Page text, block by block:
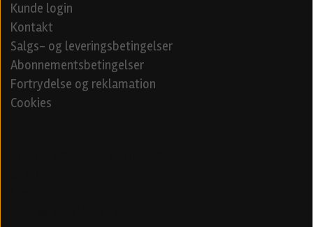
Kunde login
Kontakt
Salgs- og leveringsbetingelser
Abonnementsbetingelser
Fortrydelse og reklamation
Cookies